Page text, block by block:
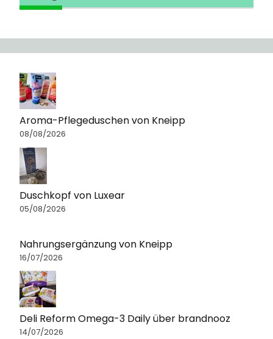
Aroma-Pflegeduschen von Kneipp
08/08/2026
Duschkopf von Luxear
05/08/2026
Nahrungsergänzung von Kneipp
16/07/2026
Deli Reform Omega-3 Daily über brandnooz
14/07/2026